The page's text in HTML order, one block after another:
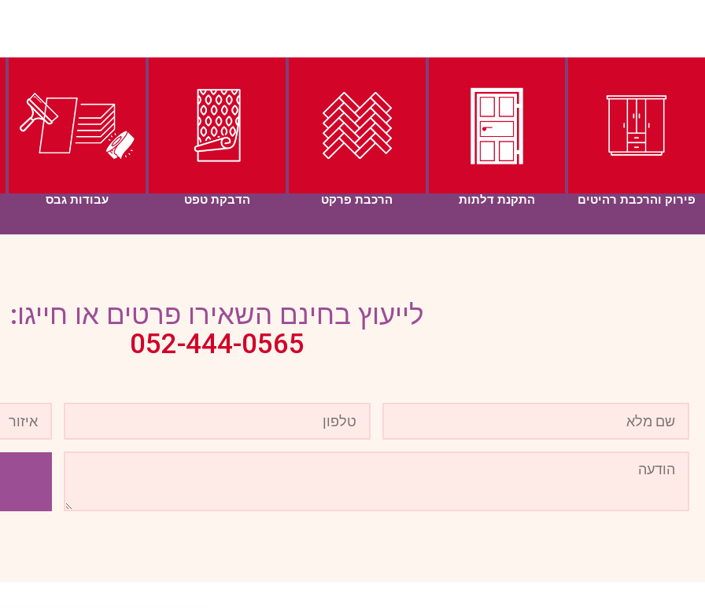
פירוק והרכבת רהיטים התקנת דלתות הרכבת פרקט הדבקת טפט עבודות גבס
לייעוץ בחינם השאירו פרטים או חייגו:
052-444-0565